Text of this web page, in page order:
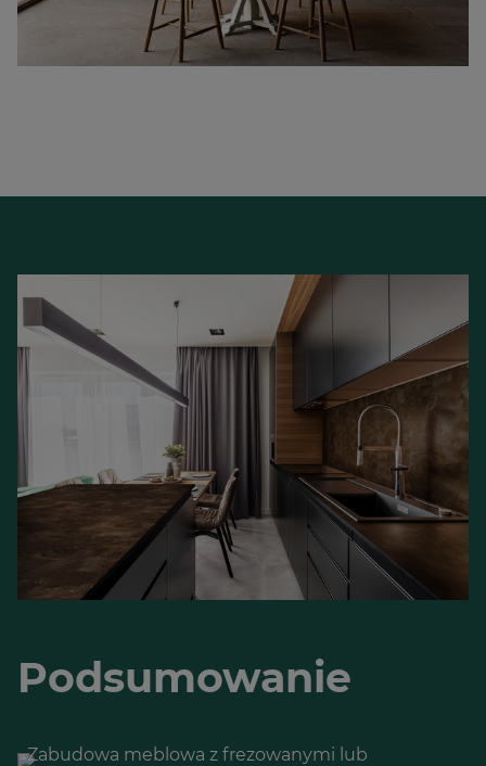
Podsumowanie
Zabudowa meblowa z frezowanymi lub